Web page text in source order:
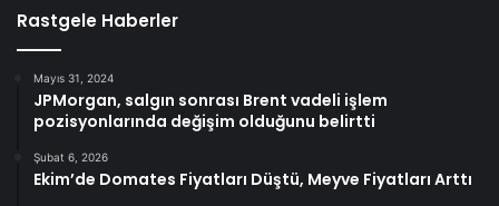
Rastgele Haberler
Mayıs 31, 2024
JPMorgan, salgın sonrası Brent vadeli işlem
pozisyonlarında değişim olduğunu belirtti
Şubat 6, 2026
Ekim’de Domates Fiyatları Düştü, Meyve Fiyatları Arttı